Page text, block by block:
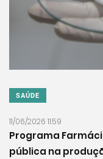
SAÚDE
11/06/2026 11:59
Programa
pública na